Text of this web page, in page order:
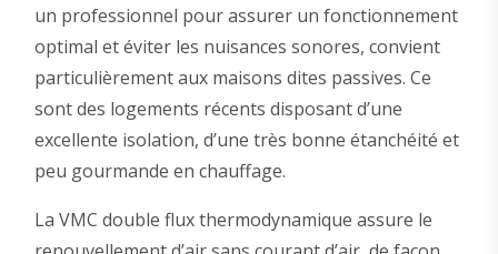
un professionnel pour assurer un fonctionnement
optimal et éviter les nuisances sonores, convient
particulièrement aux maisons dites passives. Ce
sont des logements récents disposant d’une
excellente isolation, d’une très bonne étanchéité et
peu gourmande en chauffage.
La VMC double flux thermodynamique assure le